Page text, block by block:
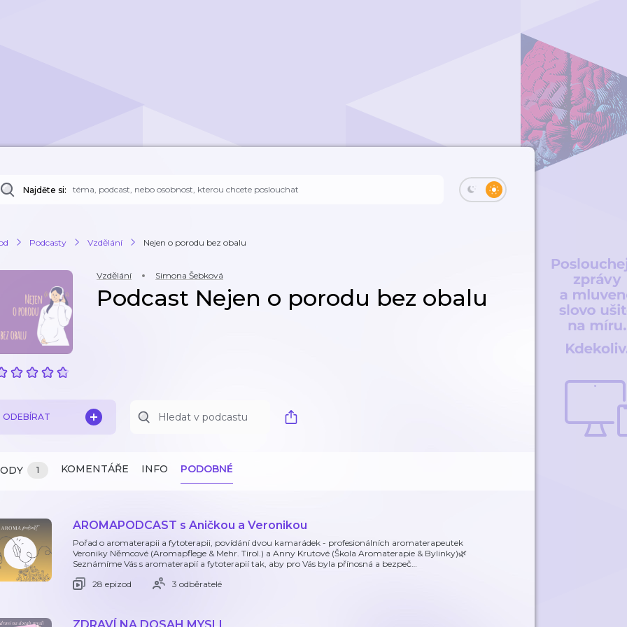
Najděte si:
Podcasty Vzdělání Nejen o porodu bez obalu
Vzdělání Simona Šebková
Podcast Nejen o porodu bez obalu
ODEBÍRAT
1 KOMENTÁŘE INFO PODOBNÉ
AROMAPODCAST s Aničkou a Veronikou
Pořad o aromaterapii a fytoterapii, povídání dvou kamarádek - profesionálních aromaterapeutek
Veroniky Němcové (Aromapflege & Mehr. Tirol.) a Anny Krutové (Škola Aromaterapie & Bylinky)🌿
Seznámíme Vás s aromaterapií a fytoterapií tak, aby pro Vás byla přínosná a bezpeč…
28 epizod
3 odběratelé